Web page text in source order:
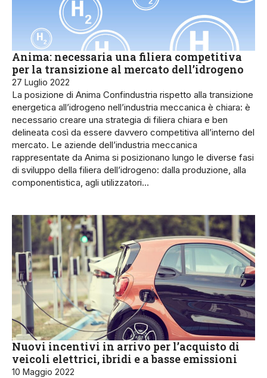
Anima: necessaria una filiera competitiva
per la transizione al mercato dell’idrogeno
27 Luglio 2022
La posizione di Anima Confindustria rispetto alla transizione
energetica all’idrogeno nell’industria meccanica è chiara: è
necessario creare una strategia di filiera chiara e ben
delineata così da essere davvero competitiva all’interno del
mercato. Le aziende dell’industria meccanica
rappresentate da Anima si posizionano lungo le diverse fasi
di sviluppo della filiera dell’idrogeno: dalla produzione, alla
componentistica, agli utilizzatori…
Nuovi incentivi in arrivo per l’acquisto di
veicoli elettrici, ibridi e a basse emissioni
10 Maggio 2022